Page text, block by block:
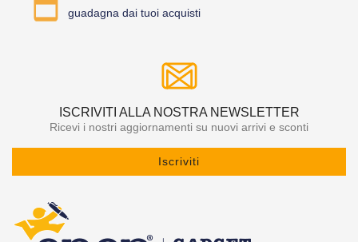
guadagna dai tuoi acquisti
ISCRIVITI ALLA NOSTRA NEWSLETTER
Ricevi i nostri aggiornamenti su nuovi arrivi e sconti
Iscriviti